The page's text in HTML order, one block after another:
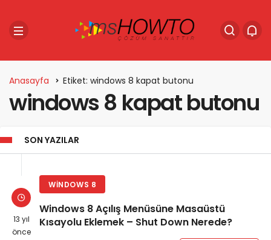
Anasayfa Etiket: windows 8 kapat butonu
windows 8 kapat butonu
SON YAZILAR
13 yıl
önce
WINDOWS 8
Windows 8 Açılış Menüsüne Masaüstü
Kısayolu Eklemek – Shut Down Nerede?